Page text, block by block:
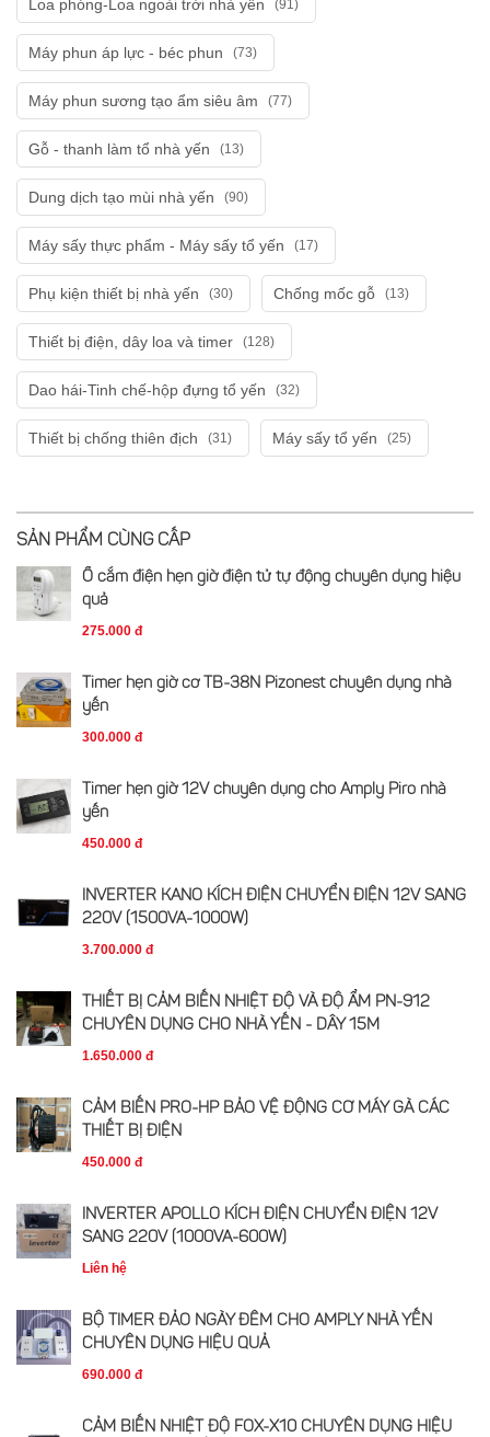
Loa phóng-Loa ngoài trời nhà yến (91)
Máy phun áp lực - béc phun (73)
Máy phun sương tạo ẩm siêu âm (77)
Gỗ - thanh làm tổ nhà yến (13)
Dung dịch tạo mùi nhà yến (90)
Máy sấy thực phẩm - Máy sấy tổ yến (17)
Phụ kiện thiết bị nhà yến (30) Chống mốc gỗ (13)
Thiết bị điện, dây loa và timer (128)
Dao hái-Tinh chế-hộp đựng tổ yến (32)
Thiết bị chống thiên địch (31) Máy sấy tổ yến (25)
SẢN PHẨM CÙNG CẤP
Ổ cắm điện hẹn giờ điện tử tự động chuyên dụng hiệu
quả
275.000 đ
Timer hẹn giờ cơ TB-38N Pizonest chuyên dụng nhà
yến
300.000 đ
Timer hẹn giờ 12V chuyên dụng cho Amply Piro nhà
yến
450.000 đ
INVERTER KANO KÍCH ĐIỆN CHUYỂN ĐIỆN 12V SANG
220V (1500VA-1000W)
3.700.000 đ
THIẾT BỊ CẢM BIẾN NHIỆT ĐỘ VÀ ĐỘ ẨM PN-912
CHUYÊN DỤNG CHO NHÀ YẾN - DÂY 15M
1.650.000 đ
CẢM BIẾN PRO-HP BẢO VỆ ĐỘNG CƠ MÁY GÀ CÁC
THIẾT BỊ ĐIỆN
450.000 đ
INVERTER APOLLO KÍCH ĐIỆN CHUYỂN ĐIỆN 12V
SANG 220V (1000VA-600W)
Liên hệ
BỘ TIMER ĐẢO NGÀY ĐÊM CHO AMPLY NHÀ YẾN
CHUYÊN DỤNG HIỆU QUẢ
690.000 đ
CẢM BIẾN NHIỆT ĐỘ FOX-X10 CHUYÊN DỤNG HIỆU